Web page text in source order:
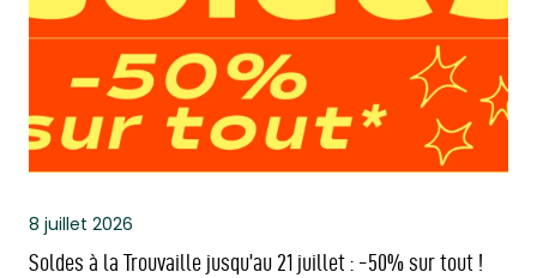
8 juillet 2026
Soldes à la Trouvaille jusqu’au 21 juillet : -50% sur tout !